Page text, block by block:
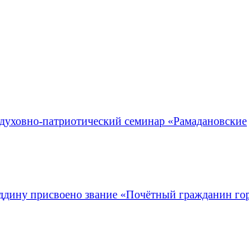
патриотический семинар «Рамадановские
присвоено звание «Почётный гражданин